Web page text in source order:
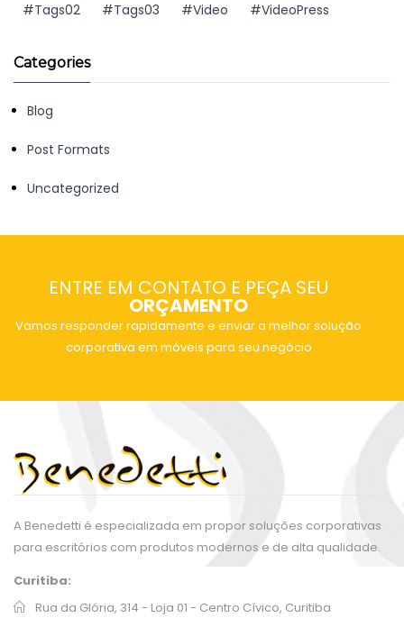
Tags02
Tags03 Video VideoPress
Categories
Blog
Post Formats
Uncategorized
ENTRE EM CONTATO E PEÇA SEU
ORÇAMENTO
Vamos responder rapidamente e enviar a melhor solução
corporativa em móveis para seu negócio
A Benedetti é especializada em propor soluções corporativas
para escritórios com produtos modernos e de alta qualidade.
Curitiba:
Rua da Glória, 314 - Loja 01 - Centro Cívico, Curitiba